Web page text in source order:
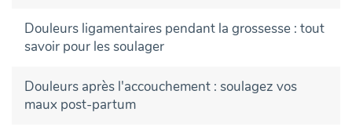
Douleurs ligamentaires pendant la grossesse : tout
savoir pour les soulager
Douleurs après l'accouchement : soulagez vos
maux post-partum